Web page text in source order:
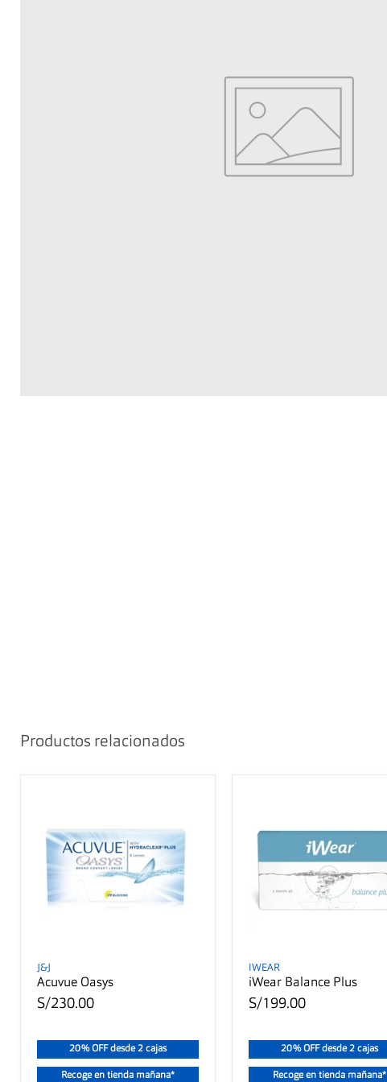
Productos relacionados
J&J
Acuvue Oasys
S/230.00
20% OFF desde 2 cajas
Recoge en tienda mañana*
IWEAR
iWear Balance Plus
S/199.00
20% OFF desde 2 cajas
Recoge en tienda mañana*